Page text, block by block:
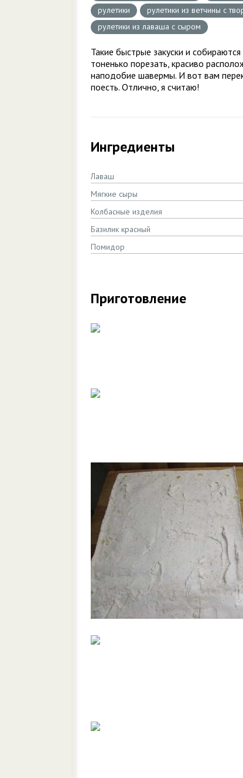
рулетики
рулетики из ветчины с
рулетики из лаваша с сыром
Такие быстрые закуски и
тоненько порезать, красиво
наподобие шавермы. И вот вам
поесть. Отлично, я считаю!
Ингредиенты
Лаваш
Мягкие сыры
Колбасные изделия
Базилик красный
Помидор
Приготовление